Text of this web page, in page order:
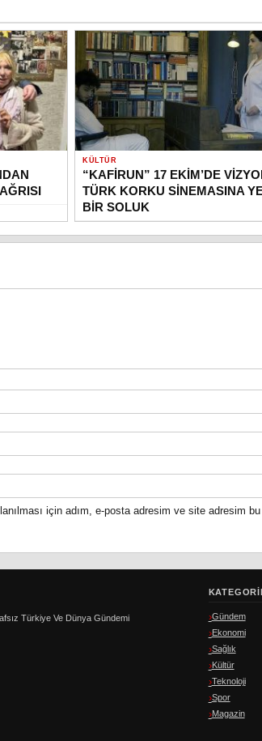
KÜLTÜR
“KAFİRUN” 17 EKİM’DE
TÜRK KORKU SİNEMASINA
BİR SOLUK
için adım, e-posta adresim ve site adresim bu
Türkiye Ve Dünya Gündemi
Gündem
Ekonomi
Sağlık
Kültür
Teknoloji
Spor
Magazin